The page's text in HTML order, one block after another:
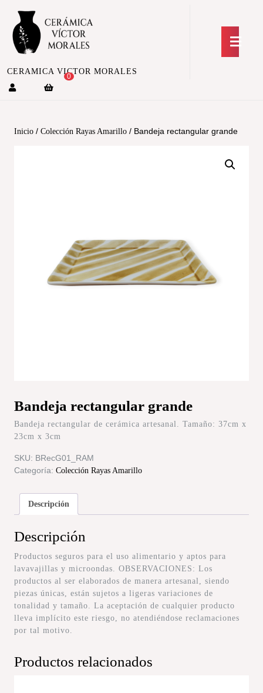
CERAMICA VICTOR MORALES
0
Inicio / Colección Rayas Amarillo / Bandeja rectangular grande
Bandeja rectangular grande
Bandeja rectangular de cerámica artesanal. Tamaño: 37cm x
23cm x 3cm
SKU: BRecG01_RAM
Categoría: Colección Rayas Amarillo
Descripción
Descripción
Productos seguros para el uso alimentario y aptos para
lavavajillas y microondas. OBSERVACIONES: Los
productos al ser elaborados de manera artesanal, siendo
piezas únicas, están sujetos a ligeras variaciones de
tonalidad y tamaño. La aceptación de cualquier producto
lleva implícito este riesgo, no atendiéndose reclamaciones
por tal motivo.
Productos relacionados